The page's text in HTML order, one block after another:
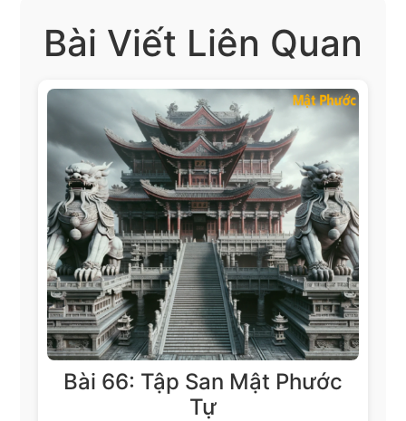
Bài Viết Liên Quan
Bài 66: Tập San Mật Phước
Tự